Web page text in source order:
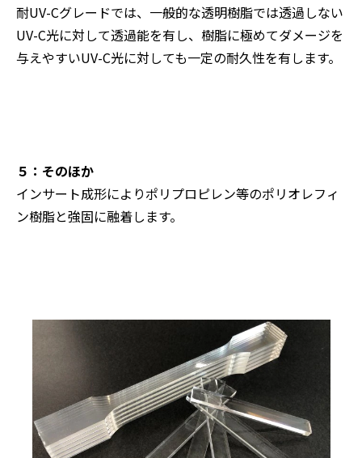
耐UV-Cグレードでは、一般的な透明樹脂では透過しない
UV-C光に対して透過能を有し、樹脂に極めてダメージを
与えやすいUV-C光に対しても一定の耐久性を有します。
５：そのほか
インサート成形によりポリプロピレン等のポリオレフィ
ン樹脂と強固に融着します。